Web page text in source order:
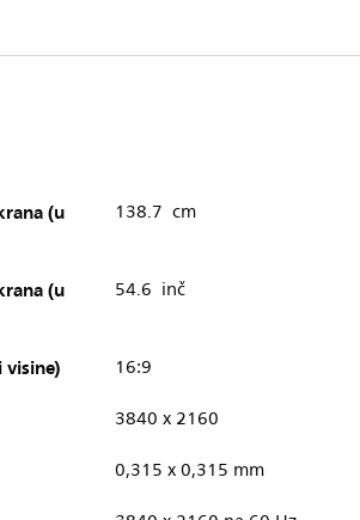
(u
138.7 cm
(u
54.6 inč
visine) 16:9
3840 x 2160
0,315 x 0,315 mm